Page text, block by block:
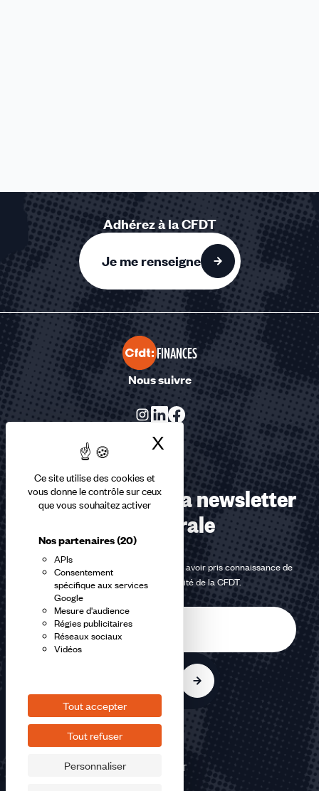
Ce site utilise des cookies et
vous donne le contrôle sur ceux
que vous souhaitez activer
Nos partenaires(20)
APIs
Consentement
spécifique aux services
Google
Mesure d'audience
Régies publicitaires
Réseaux sociaux
Vidéos
Tout accepter
Tout refuser
Personnaliser
X Masquer le
Adhérez à la CFDT
Je me renseigne
FINANCES
Nous suivre
Abonnez-vous à la newsletter
confédérale
En m'inscrivant à la newsletter, j'affirme avoir pris connaissance de
lapolitique de confidentialité de la CFDT.
©2026 CFDT